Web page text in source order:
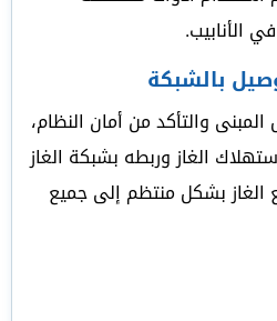
الأنابيب.
بالشبكة
والتأكد من أمان النظام،
الغاز وربطه بشبكة الغاز
الغاز بشكل منتظم إلى جميع